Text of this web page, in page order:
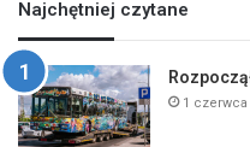
Najchętniej czytane
1 czerwca